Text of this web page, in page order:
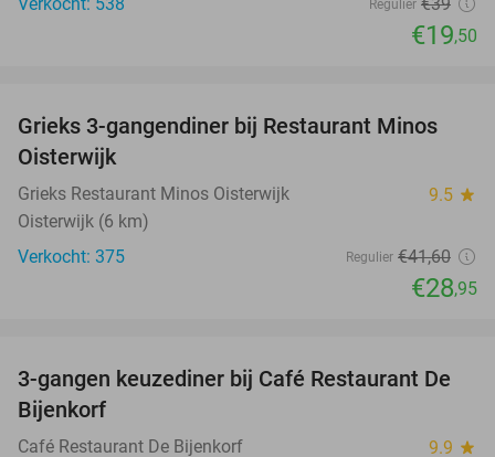
Regulier
€19,50
30%
Grieks 3-gangendiner bij Restaurant Minos
Oisterwijk
Grieks Restaurant Minos Oisterwijk 9.5 star
Oisterwijk (6 km)
Verkocht: 375
Regulier €41,60
€28,95
30%
3-gangen keuzediner bij Café Restaurant De
Bijenkorf
Café Restaurant De Bijenkorf 9.9 star